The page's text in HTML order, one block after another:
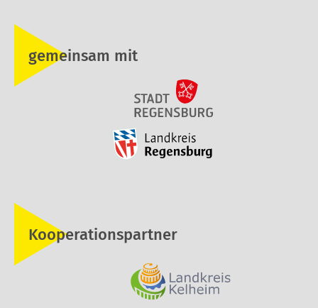
gemeinsam mit
Kooperationspartner